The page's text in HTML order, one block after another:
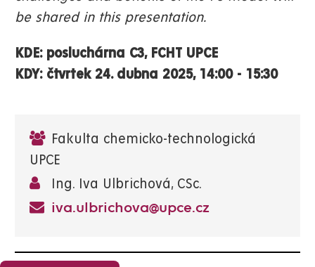
be shared in this presentation.
KDE: posluchárna C3, FCHT UPCE
KDY: čtvrtek 24. dubna 2025, 14:00 - 15:30
Fakulta chemicko-technologická
UPCE
Ing. Iva Ulbrichová, CSc.
iva.ulbrichova@upce.cz